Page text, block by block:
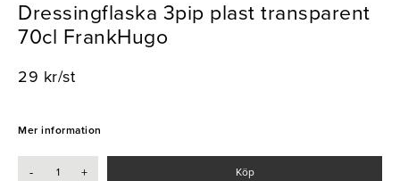
Dressingflaska 3pip plast transparent
70cl FrankHugo
29 kr/st
Mer information
- + Köp